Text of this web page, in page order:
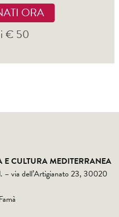
ORA
€ 50
CULTURA MEDITERRANEA
– via dell’Artigianato 23, 30020